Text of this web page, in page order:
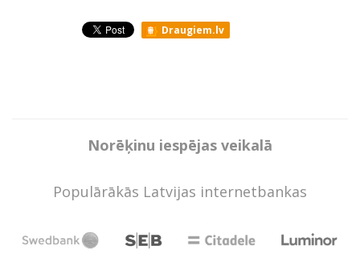
Draugiem.lv
Norēķinu iespējas veikalā
Populārākās Latvijas internetbankas